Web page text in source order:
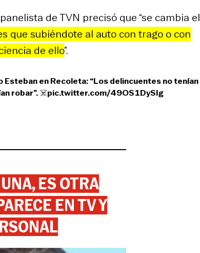
de TVN precisó que “se cambia el
que subiéndote al auto con trago o con
de ello”.
Esteban en Recoleta: “Los delincuentes no tenían
robar”. ☠️pic.twitter.com/49OS1DySIg
ES OTRA
EN TV Y